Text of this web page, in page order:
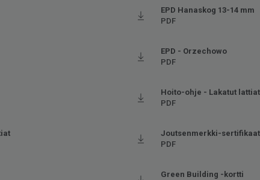
EPD Hanaskog 13-14 mm
PDF
EPD - Orzechowo
PDF
Hoito-ohje - Lakatut
PDF
Joutsenmerkki-
PDF
Green Building -kortti